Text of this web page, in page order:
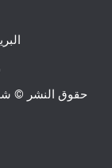
حقوق النشر ©